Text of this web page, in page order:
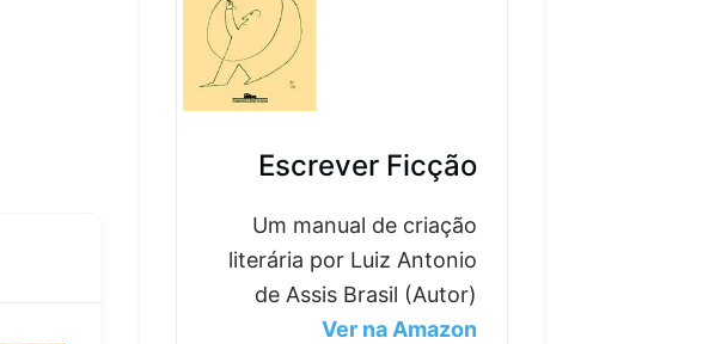
Escrever Ficção
Um manual de criação
literária por Luiz Antonio
de Assis Brasil (Autor)
Ver na Amazon